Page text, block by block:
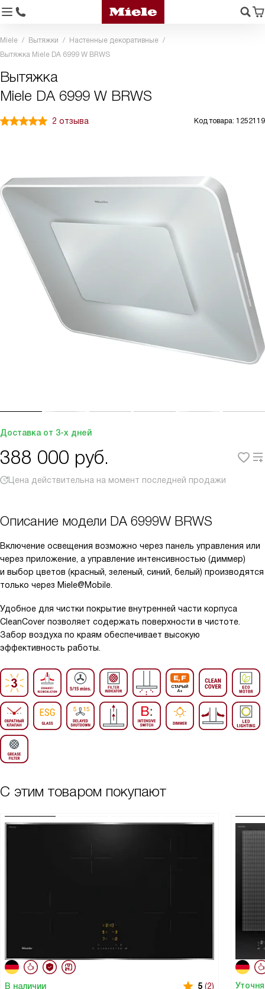
Miele Вытяжки
Настенные декоративные
Вытяжка Miele DA 6999 W BRWS
Вытяжка
Miele DA 6999 W BRWS
2 отзыва Код товара: 1252119
Доставка от 3-х дней
388 000 руб.
Цена действительна на момент последней продажи
Описание модели DA 6999W BRWS
Включение освещения возможно через панель управления или
через приложение, а управление интенсивностью (диммер)
и выбор цветов (красный, зеленый, синий, белый) производятся
только через Miele@Mobile.
Удобное для чистки покрытие внутренней части корпуса
CleanCover позволяет содержать поверхности в чистоте.
Забор воздуха по краям обеспечивает высокую
эффективность работы.
С этим товаром покупают
В наличии 5 (2)